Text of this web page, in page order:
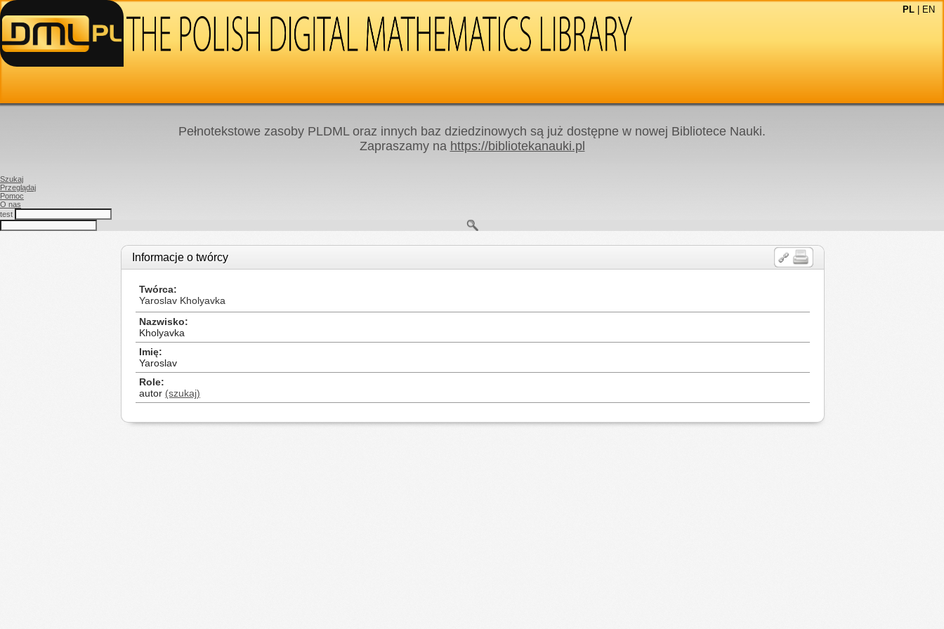
PL EN
Pełnotekstowe zasoby PLDML oraz innych baz dziedzinowych są już dostępne w nowej Bibliotece Nauki.
Zapraszamy na https://bibliotekanauki.pl
Szukaj
Przeglądaj
Pomoc
O nas
test
Informacje o twórcy
Twórca
Yaroslav Kholyavka
Nazwisko
Kholyavka
Imię
Yaroslav
Role
autor (szukaj)